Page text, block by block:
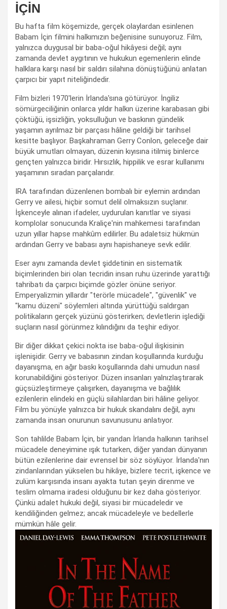
İÇİN
Bu hafta film köşemizde, gerçek olaylardan esinlenen
Babam İçin filmini halkımızın beğenisine sunuyoruz. Film,
yalnızca duygusal bir baba-oğul hikâyesi değil; aynı
zamanda devlet aygıtının ve hukukun egemenlerin elinde
halklara karşı nasıl bir saldırı silahına dönüştüğünü anlatan
çarpıcı bir yapıt niteliğindedir.
Film bizleri 1970'lerin İrlanda'sına götürüyor. İngiliz
sömürgeciliğinin onlarca yıldır halkın üzerine karabasan gibi
çöktüğü, işsizliğin, yoksulluğun ve baskının gündelik
yaşamın ayrılmaz bir parçası hâline geldiği bir tarihsel
kesitte başlıyor. Başkahraman Gerry Conlon, geleceğe dair
büyük umutları olmayan, düzenin kıyısına itilmiş binlerce
gençten yalnızca biridir. Hırsızlık, hippilik ve esrar kullanımı
yaşamının sıradan parçalarıdır.
IRA tarafından düzenlenen bombalı bir eylemin ardından
Gerry ve ailesi, hiçbir somut delil olmaksızın suçlanır.
İşkenceyle alınan ifadeler, uydurulan kanıtlar ve siyasi
komplolar sonucunda Kraliçe'nin mahkemesi tarafından
uzun yıllar hapse mahkûm edilirler. Bu adaletsiz hükmün
ardından Gerry ve babası aynı hapishaneye sevk edilir.
Eser aynı zamanda devlet şiddetinin en sistematik
biçimlerinden biri olan tecridin insan ruhu üzerinde yarattığı
tahribatı da çarpıcı biçimde gözler önüne seriyor.
Emperyalizmin yıllardır "terörle mücadele", "güvenlik" ve
"kamu düzeni" söylemleri altında yürüttüğü saldırgan
politikaların gerçek yüzünü gösterirken; devletlerin işlediği
suçların nasıl görünmez kılındığını da teşhir ediyor.
Bir diğer dikkat çekici nokta ise baba-oğul ilişkisinin
işlenişidir. Gerry ve babasının zindan koşullarında kurduğu
dayanışma, en ağır baskı koşullarında dahi umudun nasıl
korunabildiğini gösteriyor. Düzen insanları yalnızlaştırarak
güçsüzleştirmeye çalışırken, dayanışma ve bağlılık
ezilenlerin elindeki en güçlü silahlardan biri hâline geliyor.
Film bu yönüyle yalnızca bir hukuk skandalını değil, aynı
zamanda insan onurunun savunusunu anlatıyor.
Son tahlilde Babam İçin, bir yandan İrlanda halkının tarihsel
mücadele deneyimine ışık tutarken, diğer yandan dünyanın
bütün ezilenlerine dair evrensel bir söz söylüyor. İrlanda'nın
zindanlarından yükselen bu hikâye, bizlere tecrit, işkence ve
zulüm karşısında insanı ayakta tutan şeyin direnme ve
teslim olmama iradesi olduğunu bir kez daha gösteriyor.
Çünkü adalet hukuki değil, siyasi bir mücadeledir ve
kendiliğinden gelmez; ancak mücadeleyle ve bedellerle
mümkün hâle gelir.